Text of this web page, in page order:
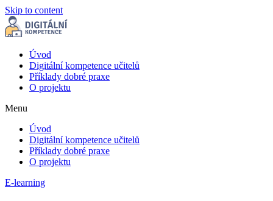
Skip to content
Úvod
Digitální kompetence učitelů
Příklady dobré praxe
O projektu
Menu
Úvod
Digitální kompetence učitelů
Příklady dobré praxe
O projektu
E-learning